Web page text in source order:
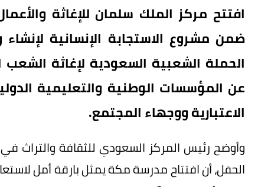
افتتح مركز الملك سلمان للإغاثة
ضمن مشروع الاستجابة الإنسانية
الحملة الشعبية السعودية لإغاثة
عن المؤسسات الوطنية والتعليمية
الاعتبارية ووجهاء المجتمع.
وأوضح رئيس المركز السعودي للثقافة والتراث
الحفل، أن افتتاح مدرسة مكة يمثل بارقة أمل